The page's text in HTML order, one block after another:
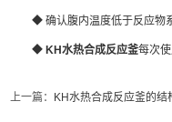
◆ 确认腹内温度低于反应物系
◆ KH水热合成反应釜每次
上一篇： KH水热合成反应釜的结